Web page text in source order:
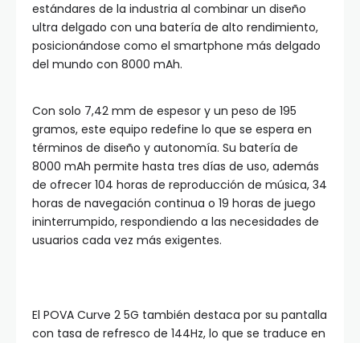
estándares de la industria al combinar un diseño
ultra delgado con una batería de alto rendimiento,
posicionándose como el smartphone más delgado
del mundo con 8000 mAh.
Con solo 7,42 mm de espesor y un peso de 195
gramos, este equipo redefine lo que se espera en
términos de diseño y autonomía. Su batería de
8000 mAh permite hasta tres días de uso, además
de ofrecer 104 horas de reproducción de música, 34
horas de navegación continua o 19 horas de juego
ininterrumpido, respondiendo a las necesidades de
usuarios cada vez más exigentes.
El POVA Curve 2 5G también destaca por su pantalla
con tasa de refresco de 144Hz, lo que se traduce en